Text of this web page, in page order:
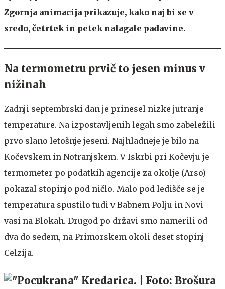
Zgornja animacija prikazuje, kako naj bi se v
sredo, četrtek in petek nalagale padavine.
Na termometru prvič to jesen minus v
nižinah
Zadnji septembrski dan je prinesel nizke jutranje
temperature. Na izpostavljenih legah smo zabeležili
prvo slano letošnje jeseni. Najhladneje je bilo na
Kočevskem in Notranjskem. V Iskrbi pri Kočevju je
termometer po podatkih agencije za okolje (Arso)
pokazal stopinjo pod ničlo. Malo pod ledišče se je
temperatura spustilo tudi v Babnem Polju in Novi
vasi na Blokah. Drugod po državi smo namerili od
dva do sedem, na Primorskem okoli deset stopinj
Celzija.